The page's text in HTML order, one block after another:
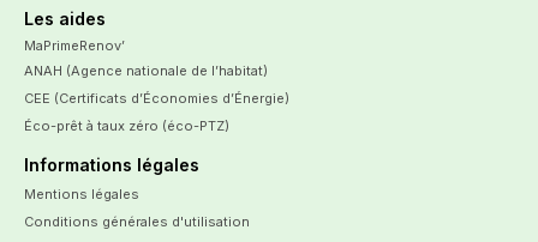
Les aides
MaPrimeRenov’
ANAH (Agence nationale de l’habitat)
CEE (Certificats d’Économies d’Énergie)
Éco-prêt à taux zéro (éco-PTZ)
Informations légales
Mentions légales
Conditions générales d'utilisation